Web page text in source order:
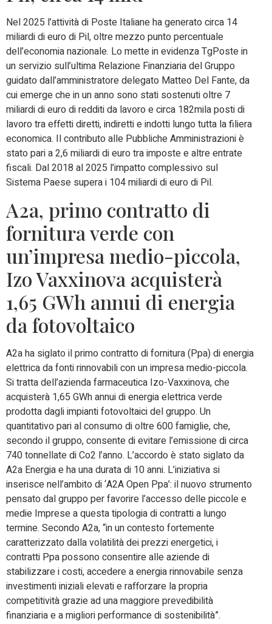
Nel 2025 l’attività di Poste Italiane ha generato circa 14
miliardi di euro di Pil, oltre mezzo punto percentuale
dell’economia nazionale. Lo mette in evidenza TgPoste in
un servizio sull’ultima Relazione Finanziaria del Gruppo
guidato dall’amministratore delegato Matteo Del Fante, da
cui emerge che in un anno sono stati sostenuti oltre 7
miliardi di euro di redditi da lavoro e circa 182mila posti di
lavoro tra effetti diretti, indiretti e indotti lungo tutta la filiera
economica. Il contributo alle Pubbliche Amministrazioni è
stato pari a 2,6 miliardi di euro tra imposte e altre entrate
fiscali. Dal 2018 al 2025 l’impatto complessivo sul
Sistema Paese supera i 104 miliardi di euro di Pil.
A2a, primo contratto di
fornitura verde con
un’impresa medio-piccola,
Izo Vaxxinova acquisterà
1,65 GWh annui di energia
da fotovoltaico
A2a ha siglato il primo contratto di fornitura (Ppa) di energia
elettrica da fonti rinnovabili con un impresa medio-piccola.
Si tratta dell’azienda farmaceutica Izo-Vaxxinova, che
acquisterà 1,65 GWh annui di energia elettrica verde
prodotta dagli impianti fotovoltaici del gruppo. Un
quantitativo pari al consumo di oltre 600 famiglie, che,
secondo il gruppo, consente di evitare l’emissione di circa
740 tonnellate di Co2 l’anno. L’accordo è stato siglato da
A2a Energia e ha una durata di 10 anni. L’iniziativa si
inserisce nell’ambito di ‘A2A Open Ppa’: il nuovo strumento
pensato dal gruppo per favorire l’accesso delle piccole e
medie Imprese a questa tipologia di contratti a lungo
termine. Secondo A2a, “in un contesto fortemente
caratterizzato dalla volatilità dei prezzi energetici, i
contratti Ppa possono consentire alle aziende di
stabilizzare i costi, accedere a energia rinnovabile senza
investimenti iniziali elevati e rafforzare la propria
competitività grazie ad una maggiore prevedibilità
finanziaria e a migliori performance di sostenibilità”.